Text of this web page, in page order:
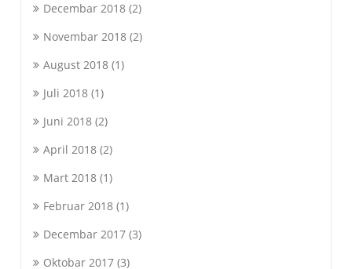
Decembar 2018(2)
Novembar 2018(2)
August 2018(1)
Juli 2018(1)
Juni 2018(2)
April 2018(2)
Mart 2018(1)
Februar 2018(1)
Decembar 2017(3)
Oktobar 2017(3)